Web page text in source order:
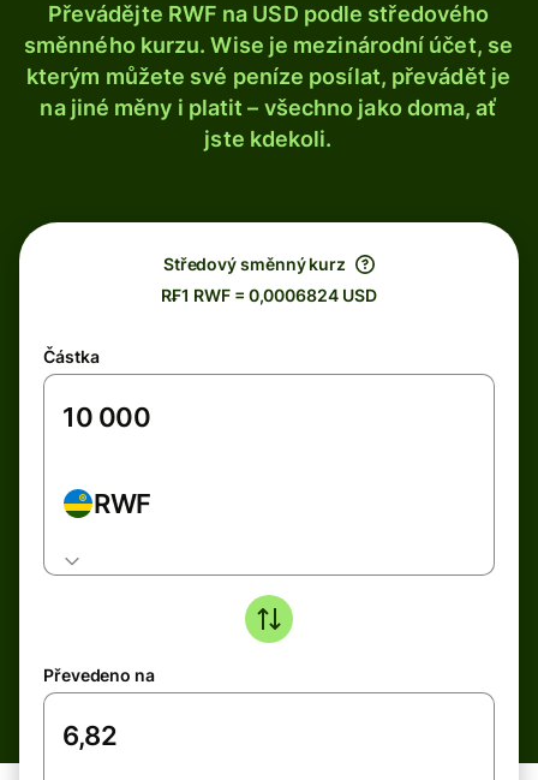
Převádějte RWF na USD podle středového
směnného kurzu. Wise je mezinárodní účet, se
kterým můžete své peníze posílat, převádět je
na jiné měny i platit – všechno jako doma, ať
jste kdekoli.
Středový směnný kurz
R₣1 RWF = 0,0006824 USD
Částka
RWF
Převedeno na